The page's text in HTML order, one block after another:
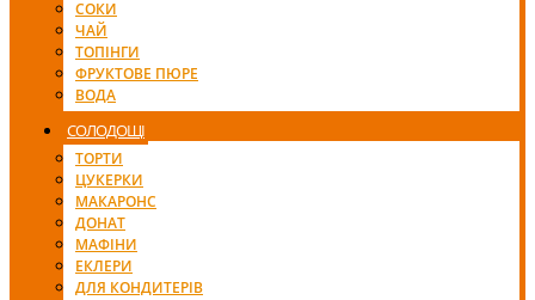
СОКИ
ЧАЙ
ТОПІНГИ
ФРУКТОВЕ ПЮРЕ
ВОДА
СОЛОДОЩІ
ТОРТИ
ЦУКЕРКИ
МАКАРОНС
ДОНАТ
МАФІНИ
ЕКЛЕРИ
ДЛЯ КОНДИТЕРІВ